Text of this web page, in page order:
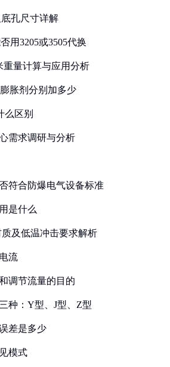
孔尺寸详解
用3205或3505代换
重量计算与应用分析
胀剂分别加多少
么区别
需求调研与分析
符合防爆电气设备标准
是什么
及低温冲击要求解析
流
调节流量的目的
种：Y型、J型、Z型
差是多少
模式